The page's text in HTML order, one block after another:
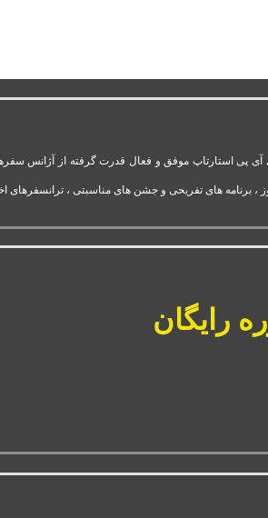
، برنامه های تفریحی و جشن های مناسبتی ،
رایگان